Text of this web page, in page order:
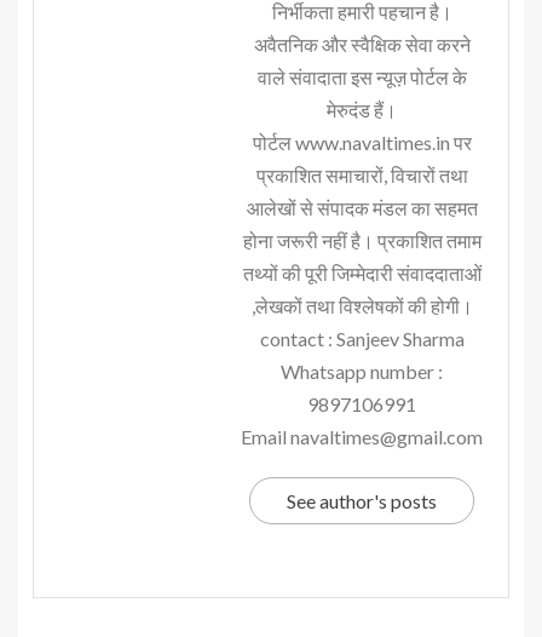
निर्भीकता हमारी पहचान है।
अवैतनिक और स्वैक्षिक सेवा करने
वाले संवादाता इस न्यूज़ पोर्टल के
मेरुदंड हैं।
पोर्टल www.navaltimes.in पर
प्रकाशित समाचारों, विचारों तथा
आलेखों से संपादक मंडल का सहमत
होना जरूरी नहीं है। प्रकाशित तमाम
तथ्यों की पूरी जिम्मेदारी संवाददाताओं
,लेखकों तथा विश्लेषकों की होगी।
contact : Sanjeev Sharma
Whatsapp number :
9897106991
Email navaltimes@gmail.com
See author's posts